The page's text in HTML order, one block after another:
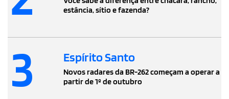
estância, sítio e fazenda?
3 Espírito Santo
Novos radares da BR-262 começam a operar a
partir de 1º de outubro